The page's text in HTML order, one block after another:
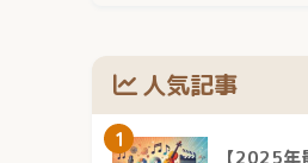
人気記事
1
【2025年